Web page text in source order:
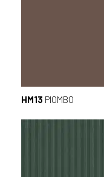
HM13 PIOMBO